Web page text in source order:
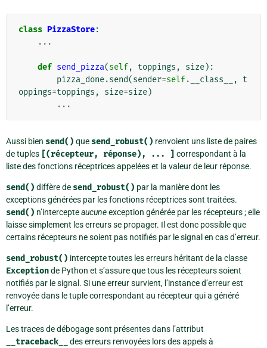
class PizzaStore:
...
def send_pizza(self, toppings , size):
pizza_done.send(sender=self. __class__ ,
t
oppings=toppings , size=size)
...
Aussi bien send() que send_robust() renvoient uns liste de paires
de tuples [(récepteur, réponse), ... ] correspondant à la
liste des fonctions réceptrices appelées et la valeur de leur réponse.
send() diffère de send_robust() par la manière dont les
exceptions générées par les fonctions réceptrices sont traitées.
send() n’intercepteaucuneexception générée par les récepteurs ; elle
laisse simplement les erreurs se propager. Il est donc possible que
certains récepteurs ne soient pas notifiés par le signal en cas d’erreur.
send_robust() intercepte toutes les erreurs héritant de la classe
Exceptionde Python et s’assure que tous les récepteurs soient
notifiés par le signal. Si une erreur survient, l’instance d’erreur est
renvoyée dans le tuple correspondant au récepteur qui a généré
l’erreur.
Les traces de débogage sont présentes dans l’attribut
__traceback__ des erreurs renvoyées lors des appels à